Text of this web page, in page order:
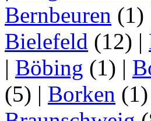
Bernbeuren (1)
Bielefeld (12) |
| Böbing (1) |
(5) | Borken (1)